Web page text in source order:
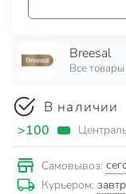
Breesal
Все
В наличии
>100
Самовывоз:
Курьером: